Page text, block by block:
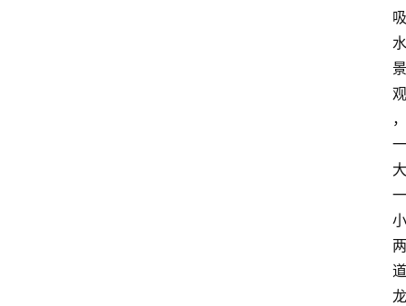
吸
水
景
观
，
一
大
一
小
两
道
龙